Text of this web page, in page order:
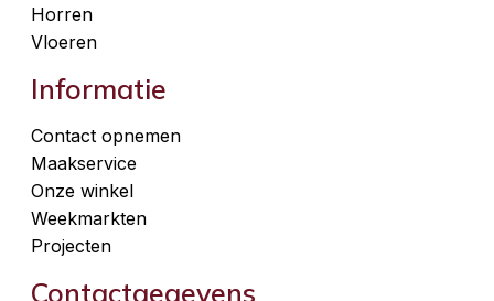
Horren
Vloeren
Informatie
Contact opnemen
Maakservice
Onze winkel
Weekmarkten
Projecten
Contactgegevens